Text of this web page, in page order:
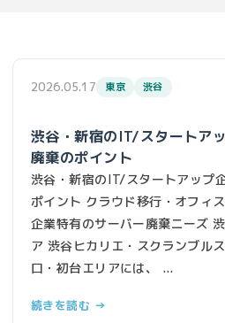
2026.05.17 東京 渋谷
渋谷・新宿のIT/スタートア
廃棄のポイント
渋谷・新宿のIT/スタートアップ
ポイント クラウド移行・オフィ
企業特有のサーバー廃棄ニーズ
ア 渋谷ヒカリエ・スクランブル
口・初台エリアには、 ...
続きを読む →